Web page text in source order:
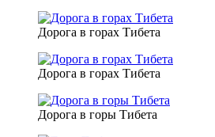
Дорога в горах Тибета
Дорога в горах Тибета
Дорога в горы Тибета